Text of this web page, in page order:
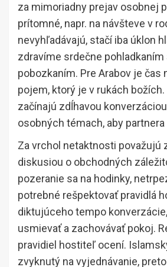
za mimoriadny prejav osobnej
prítomné, napr. na návšteve v
nevyhľadávajú, stačí iba úklon
zdravíme srdečne pohladkaním
pobozkaním. Pre Arabov je
pojem, ktorý je v rukách božích.
začínajú zdĺhavou
osobných témach, aby
Za vrchol netaktnosti považujú
diskusiou o obchodných
pozeranie sa na hodinky,
potrebné rešpektovať pravidlá
diktujúceho tempo
usmievať a zachovávať pokoj.
pravidiel hostiteľ ocení.
zvyknutý na vyjednávanie,